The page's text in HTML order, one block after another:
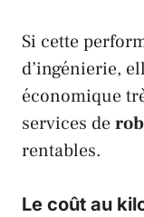
Si cette
d’ingénierie,
économique
services de
rentables.
Le coût au